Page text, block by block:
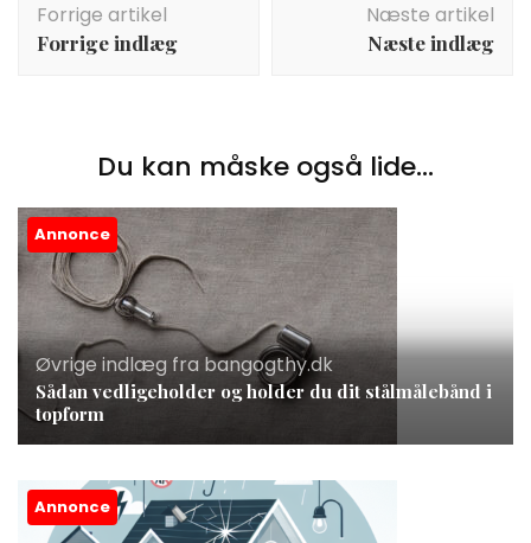
Forrige artikel
Forrige indlæg
Næste artikel
Næste indlæg
Du kan måske også lide...
Annonce
Øvrige indlæg fra bangogthy.dk
Sådan vedligeholder og holder du dit stålmålebånd i
topform
Annonce